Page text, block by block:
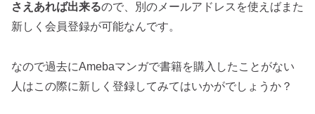
さえあれば出来るので、別のメールアドレスを使えばまた
新しく会員登録が可能なんです。
なので過去にAmebaマンガで書籍を購入したことがない
人はこの際に新しく登録してみてはいかがでしょうか？